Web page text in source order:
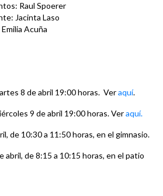
Raul Spoerer
Jacinta Laso
Acuña
8 de abril 19:00 horas. Veraquí.
9 de abril 19:00 horas. Veraquí.
de 10:30 a 11:50 horas, en el gimnasio.
abril, de 8:15 a 10:15 horas, en el patio